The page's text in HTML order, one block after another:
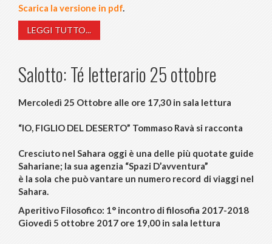
Scarica la versione in pdf.
LEGGI TUTTO...
Salotto: Té letterario 25 ottobre
Mercoledì 25 Ottobre alle ore 17,30 in sala lettura
“IO, FIGLIO DEL DESERTO” Tommaso Ravà si racconta
Cresciuto nel Sahara oggi è una delle più quotate guide
Sahariane; la sua agenzia “Spazi D’avventura”
è la sola che può vantare un numero record di viaggi nel
Sahara.
Aperitivo Filosofico: 1° incontro di filosofia 2017-2018
Giovedì 5 ottobre 2017 ore 19,00 in sala lettura